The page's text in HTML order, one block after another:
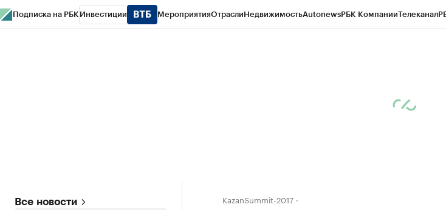
Подписка на РБК Инвестиции МероприятияОтраслиНедвижимостьAutonewsРБК КомпанииТелеканал
Все новости KazanSummit-2017